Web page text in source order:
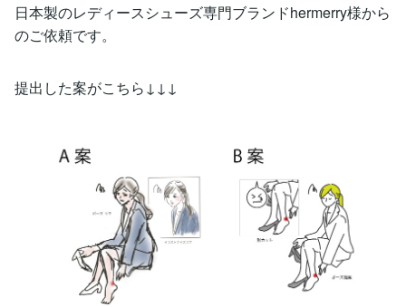
日本製のレディースシューズ専門ブランドhermerry様から
のご依頼です。
提出した案がこちら↓↓↓